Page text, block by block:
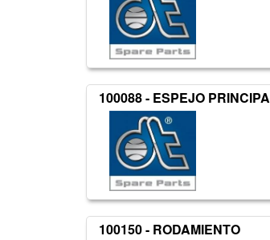
100088 - ESPEJO
100150 - RODAMIENTO